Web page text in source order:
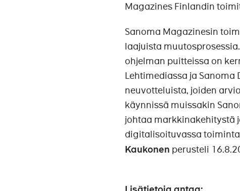
Magazines Finlandin
Sanoma Magazinesin
laajuista
ohjelman puitteissa on
Lehtimediassa ja
neuvotteluista, joiden
käynnissä muissakin
johtaa markkinakehitystä
digitalisoituvassa
Kaukonen perusteli